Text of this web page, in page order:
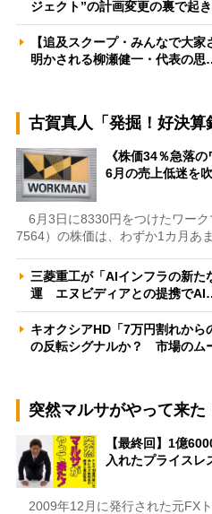
ジェクト”の計画変更の裏で起
【追及スクープ・みんなで大
明かされる柳瀬健一・代表の
古賀真人「発掘！好決算
《株価34％急落
6月の売上低迷を
6月3日に8330円をつけたワーク
7564）の株価は、わずか1カ月あ
三菱重工が「AIインフラの新
運 エヌビディアとの提携で
キオクシアHD「7万円割れか
の反転シグナルか？ 市場のム
突然マルサがやって来た
【最終回】1億
入れたプライス
2009年12月に発行された元FX